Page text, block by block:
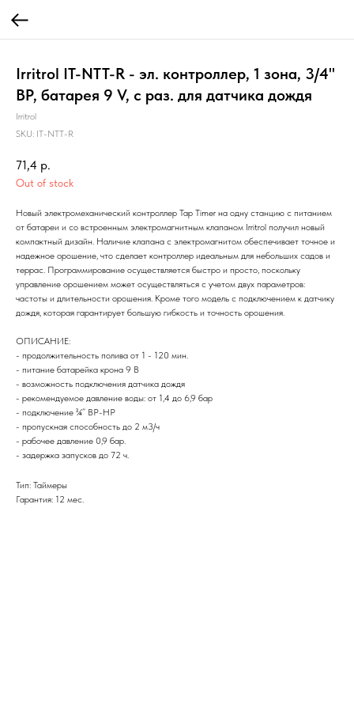
Irritrol IT-NTT-R - эл. контроллер, 1 зона, 3/4"
ВР, батарея 9 V, с раз. для датчика дождя
Irritrol
SKU: IT-NTT-R
71,4 р.
Out of stock
Hовый электромеханический контроллер Tap Timer на одну станцию с питанием
от батареи и со встроенным электромагнитным клапаном Irritrol получил новый
компактный дизайн. Наличие клапана с электромагнитом обеспечивает точное и
надежное орошение, что сделает контроллер идеальным для небольших садов и
террас. Программирование осуществляется быстро и просто, поскольку
управление орошением может осуществляться с учетом двух параметров:
частоты и длительности орошения. Кроме того модель с подключением к датчику
дождя, которая гарантирует большую гибкость и точность орошения.
ОПИСАНИЕ:
- продолжительность полива от 1 - 120 мин.
- питание батарейка крона 9 В
- возможность подключения датчика дождя
- рекомендуемое давление воды: от 1,4 до 6,9 бар
- подключение ¾” ВР-НР
- пропускная способность до 2 м3/ч
- рабочее давление 0,9 бар.
- задержка запусков до 72 ч.
Тип: Таймеры
Гарантия: 12 мес.